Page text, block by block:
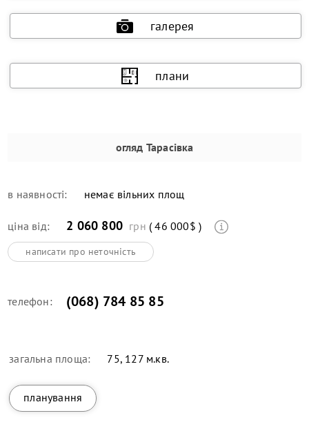
галерея
плани
огляд Тарасівка
в наявності: немає вільних площ
ціна від: 2 060 800 грн ( 46 000$ )
написати про неточність
телефон: (068) 784 85 85
загальна площа: 75, 127 м.кв.
планування